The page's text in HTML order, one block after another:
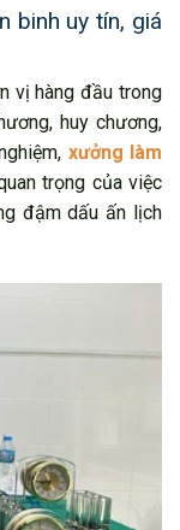
binh uy tín, giá
vị hàng đầu trong
huy chương,
xưởng làm
trọng của việc
đậm dấu ấn lịch